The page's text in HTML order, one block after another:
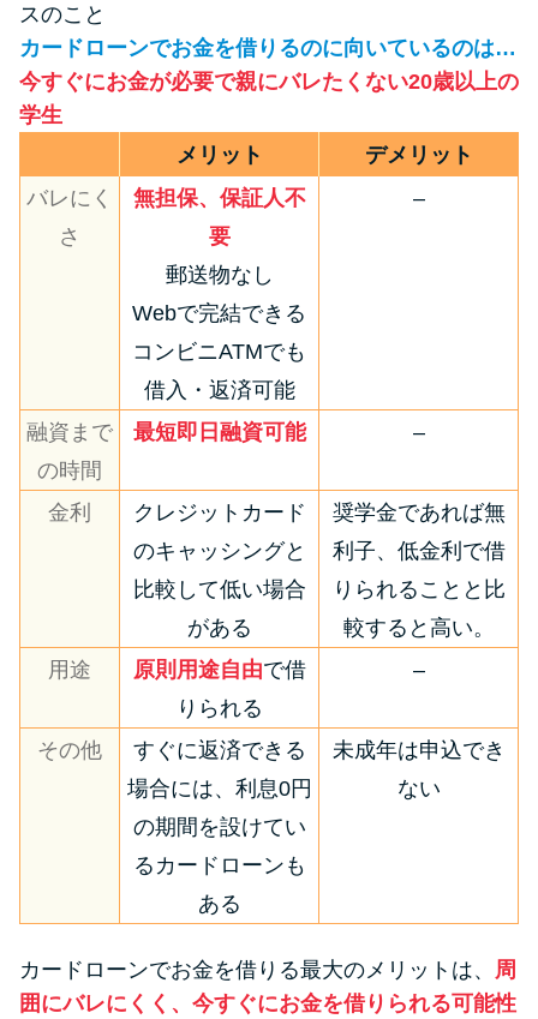
スのこと
カードローンでお金を借りるのに向いているのは…
今すぐにお金が必要で親にバレたくない20歳以上の
学生
メリット
デメリット
バレにく
さ
無担保、保証人不
要
郵送物なし
Webで完結できる
コンビニATMでも
借入・返済可能
–
融資まで
の時間
最短即日融資可能 –
金利
クレジットカード
のキャッシングと
比較して低い場合
がある
奨学金であれば無
利子、低金利で借
りられることと比
較すると高い。
用途
原則用途自由で借
りられる
–
その他
すぐに返済できる
場合には、利息0円
の期間を設けてい
るカードローンも
ある
未成年は申込でき
ない
カードローンでお金を借りる最大のメリットは、 周
囲にバレにくく、今すぐにお金を借りられる可能性